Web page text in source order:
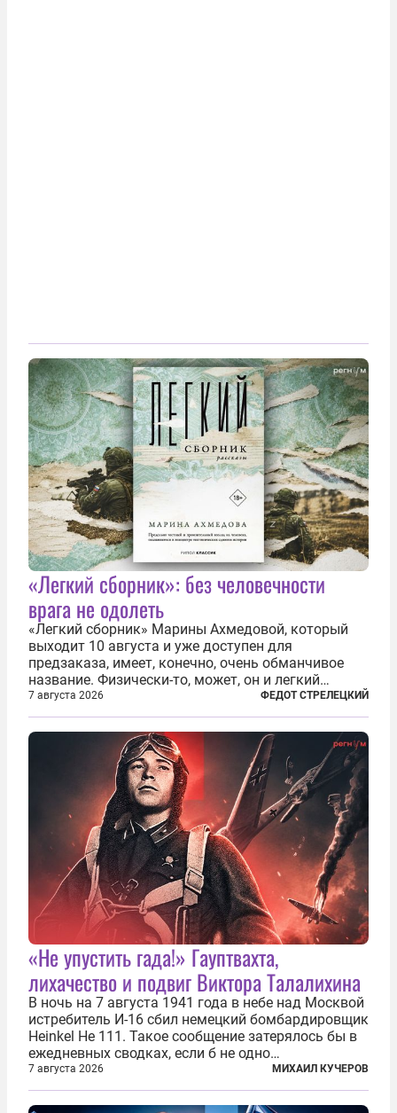
«Легкий сборник»: без человечности
врага не одолеть
«Легкий сборник» Марины Ахмедовой, который
выходит 10 августа и уже доступен для
предзаказа, имеет, конечно, очень обманчивое
название. Физически-то, может, он и легкий
относительно. Но метафизически —
безотносительно тяжелый. Десять рассказов,
каждый из которых напрямую или косвенно (в
основном —...
7 августа 2026 ФЕДОТ СТРЕЛЕЦКИЙ
«Не упустить гада!» Гауптвахта,
лихачество и подвиг Виктора Талалихина
В ночь на 7 августа 1941 года в небе над Москвой
истребитель И-16 сбил немецкий бомбардировщик
Heinkel He 111. Такое сообщение затерялось бы в
ежедневных сводках, если б не одно
обстоятельство. Это был один из первых в
истории отечественной авиации ночных таранов.
У пилота — младшего лейтенанта...
7 августа 2026 МИХАИЛ КУЧЕРОВ